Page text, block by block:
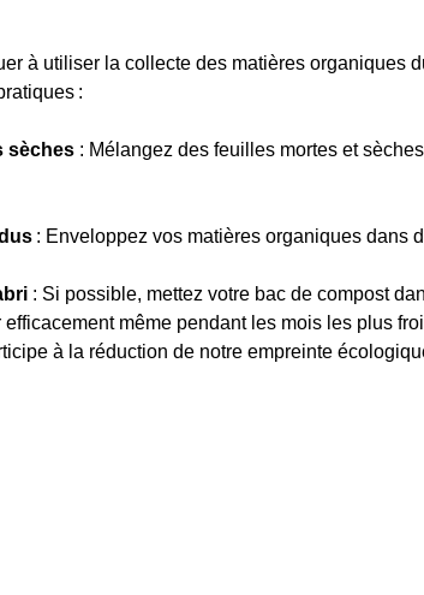
à utiliser la collecte des matières
:
sèches : Mélangez des feuilles mortes et
: Enveloppez vos matières organiques dans
: Si possible, mettez votre bac de compost
même pendant les mois les plus
à la réduction de notre empreinte